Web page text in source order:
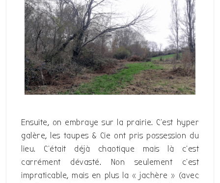
Ensuite, on embraye sur la prairie. C’est hyper
galère, les taupes & Cie ont pris possession du
lieu. C’était déjà chaotique mais là c’est
carrément dévasté. Non seulement c’est
impraticable, mais en plus la « jachère » (avec